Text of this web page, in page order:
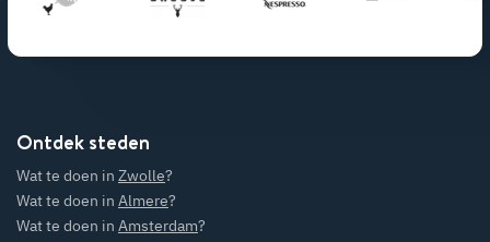
Ontdek steden
Wat te doen in Zwolle?
Wat te doen in Almere?
Wat te doen in Amsterdam?